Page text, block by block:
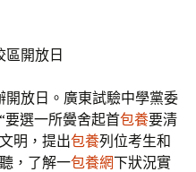
區開放日
開放日。廣東試驗中學黨委
要選一所黌舍起首包養要清
明，提出包養列位考生和
，了解一包養網下狀況實